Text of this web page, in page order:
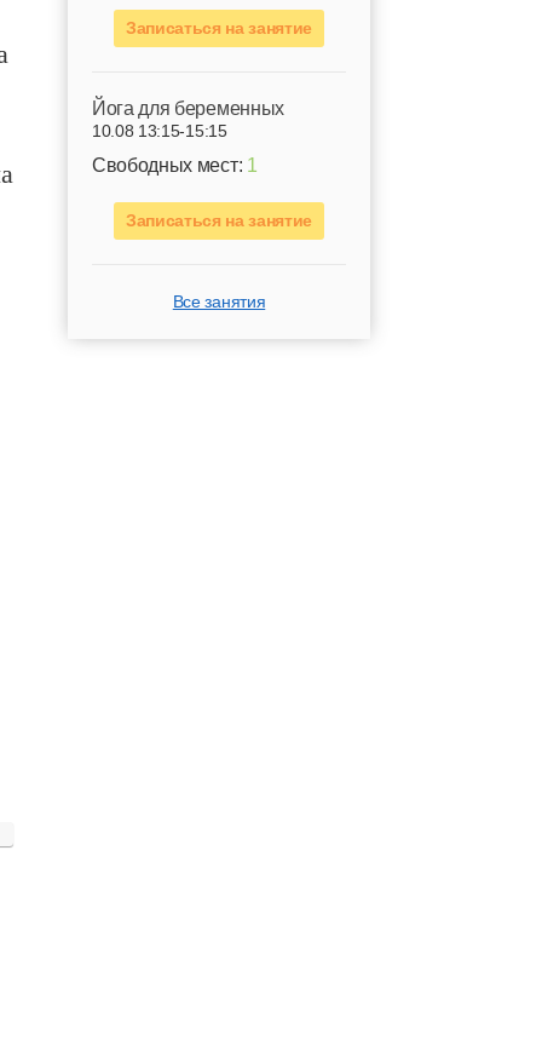
Записаться на занятие
Йога для беременных
10.08 13:15-15:15
Свободных мест: 1
Записаться на занятие
Все занятия